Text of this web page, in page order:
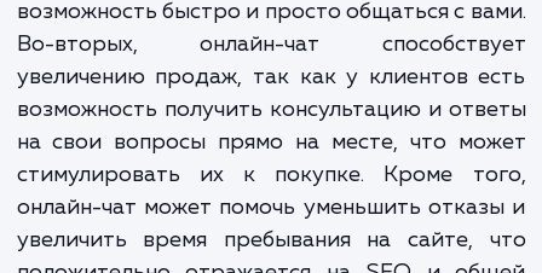
уровень удовлетворенности клиентов.
Преимущества установки онлайн-чата на
очевидны. Во-первых, это
обслуживание клиентов, так как они
возможность быстро и просто общаться с
Во-вторых, онлайн-чат
увеличению продаж, так как у клиентов